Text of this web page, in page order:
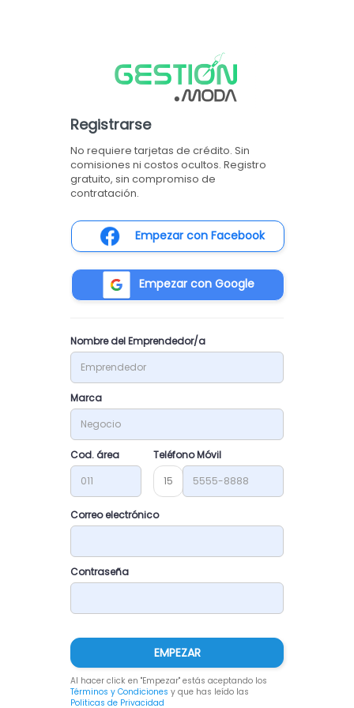
Registrarse
No requiere tarjetas de crédito. Sin
comisiones ni costos ocultos. Registro
gratuito, sin compromiso de
contratación.
Empezar con Facebook
Empezar con Google
Nombre del Emprendedor/a
Marca
Cod. área
Teléfono Móvil
15
Correo electrónico
Contraseña
EMPEZAR
Al hacer click en "Empezar" estás aceptando los
Términos y Condiciones y que has leído las
Politicas de Privacidad